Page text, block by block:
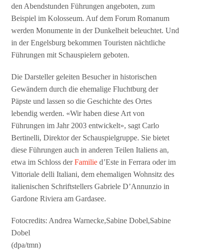
den Abendstunden Führungen angeboten, zum
Beispiel im Kolosseum. Auf dem Forum Romanum
werden Monumente in der Dunkelheit beleuchtet. Und
in der Engelsburg bekommen Touristen nächtliche
Führungen mit Schauspielern geboten.
Die Darsteller geleiten Besucher in historischen
Gewändern durch die ehemalige Fluchtburg der
Päpste und lassen so die Geschichte des Ortes
lebendig werden. «Wir haben diese Art von
Führungen im Jahr 2003 entwickelt», sagt Carlo
Bertinelli, Direktor der Schauspielgruppe. Sie bietet
diese Führungen auch in anderen Teilen Italiens an,
etwa im Schloss derFamilie d’Este in Ferrara oder im
Vittoriale delli Italiani, dem ehemaligen Wohnsitz des
italienischen Schriftstellers Gabriele D’Annunzio in
Gardone Riviera am Gardasee.
Fotocredits: Andrea Warnecke,Sabine Dobel,Sabine
Dobel
(dpa/tmn)